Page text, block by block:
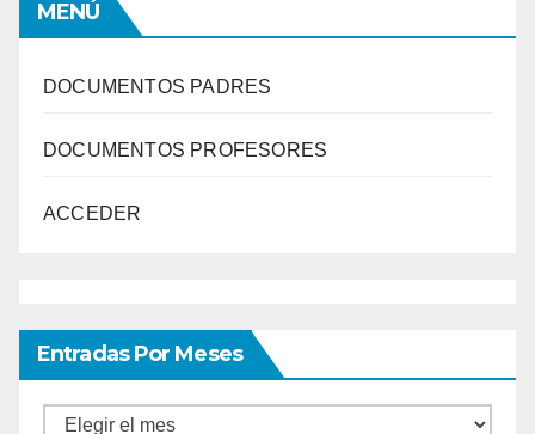
MENÚ
DOCUMENTOS PADRES
DOCUMENTOS PROFESORES
ACCEDER
Entradas Por Meses
Entradas